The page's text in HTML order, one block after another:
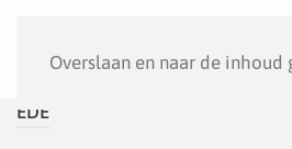
Overslaan en naar de inhoud
EDE